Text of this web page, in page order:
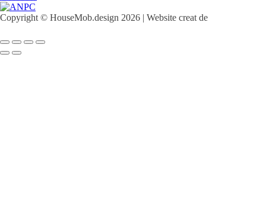
Copyright © HouseMob.design 2026 | Website creat de